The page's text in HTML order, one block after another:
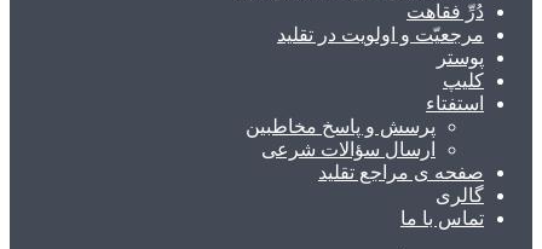
دُرِّ فقاهت
مرجعیّت و اولویت در تقلید
پوستر
کلیپ
استفتاء
پرسش و پاسخ مخاطبین
ارسال سؤالات شرعی
صفحه ی مراجع تقلید
گالری
تماس با ما